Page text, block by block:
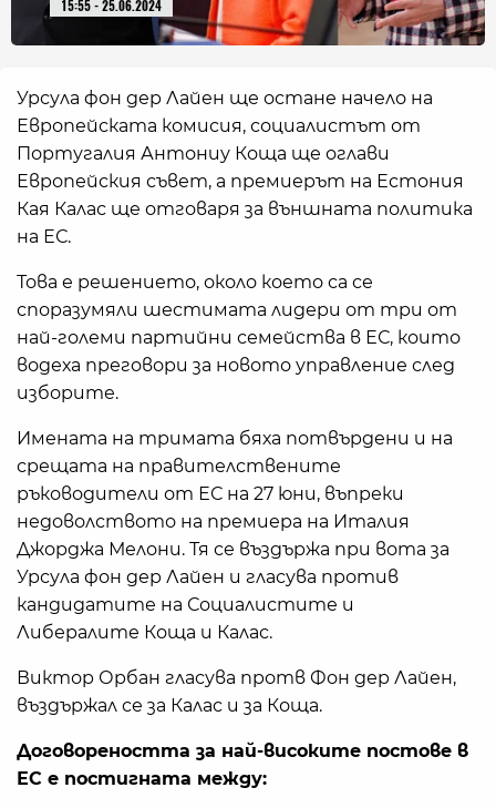
15:55 - 25.06.2024
Урсула фон дер Лайен ще остане начело на
Европейската комисия, социалистът от
Португалия Антониу Коща ще оглави
Европейския съвет, а премиерът на Естония
Кая Калас ще отговаря за външната политика
на ЕС.
Това е решението, около което са се
споразумяли шестимата лидери от три от
най-големи партийни семейства в ЕС, които
водеха преговори за новото управление след
изборите.
Имената на тримата бяха потвърдени и на
срещата на правителствените
ръководители от ЕС на 27 юни, въпреки
недоволството на премиера на Италия
Джорджа Мелони. Тя се въздържа при вота за
Урсула фон дер Лайен и гласува против
кандидатите на Социалистите и
Либералите Коща и Калас.
Виктор Орбан гласува протв Фон дер Лайен,
въздържал се за Калас и за Коща.
Договореността за най-високите постове в
ЕС е постигната между: